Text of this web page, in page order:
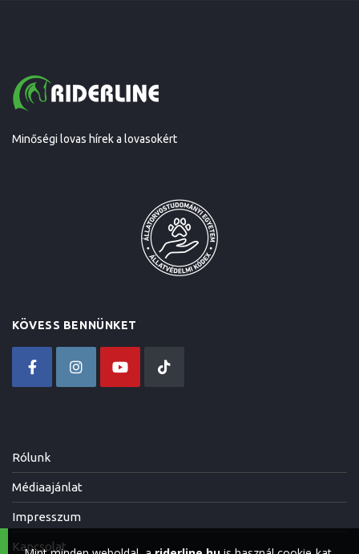
Minőségi lovas hírek a lovasokért
KÖVESS BENNÜNKET
Rólunk
Médiaajánlat
Impresszum
Kapcsolat